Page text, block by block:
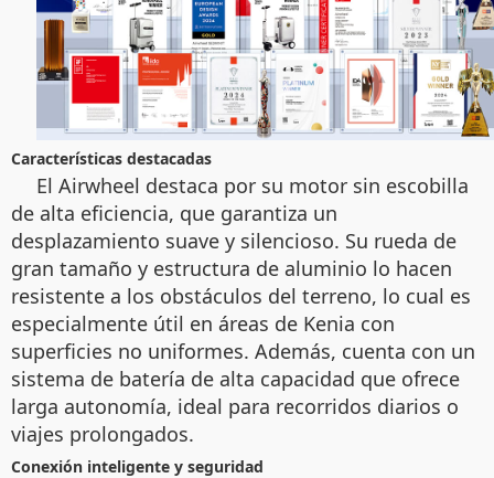
Características destacadas
El Airwheel destaca por su motor sin escobilla
de alta eficiencia, que garantiza un
desplazamiento suave y silencioso. Su rueda de
gran tamaño y estructura de aluminio lo hacen
resistente a los obstáculos del terreno, lo cual es
especialmente útil en áreas de Kenia con
superficies no uniformes. Además, cuenta con un
sistema de batería de alta capacidad que ofrece
larga autonomía, ideal para recorridos diarios o
viajes prolongados.
Conexión inteligente y seguridad